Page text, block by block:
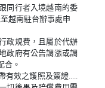
同行者入境越南的委
越南駐台辦事處申
政規費，且屬於代辦
政府有公告調漲或調
合。
有效之護照及簽證.....